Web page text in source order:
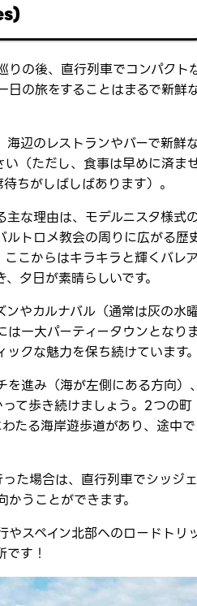
りの後、直行列車でコンパクト
の旅をすることはまるで新鮮
海辺のレストランやバーで新鮮
い（ただし、食事は早めに済ま
ちがしばしばあります）。
主な理由は、モデルニスタ様式
ルトロメ教会の周りに広がる歴
こからはキラキラと輝くバレ
夕日が素晴らしいです。
ンやカルナバル（通常は灰の水
は一大パーティータウンとなり
ックな魅力を保ち続けています
を進み（海が左側にある方向）
って歩き続けましょう。2つの町
たる海岸遊歩道があり、途中で
った場合は、直行列車でシッジェ
うことができます。
やスペイン北部へのロードトリ
す！